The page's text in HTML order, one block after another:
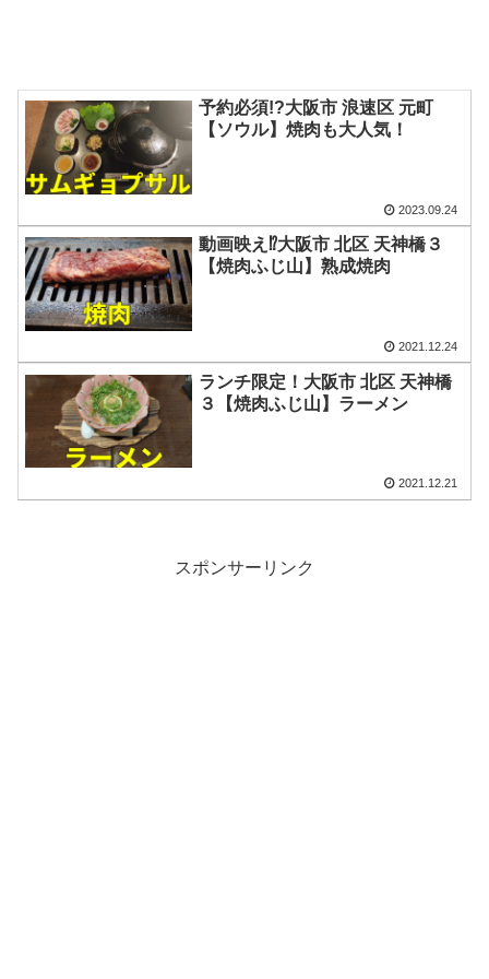
予約必須!?大阪市 浪速区 元町
【ソウル】焼肉も大人気！
2023.09.24
動画映え⁉大阪市 北区 天神橋３
【焼肉ふじ山】熟成焼肉
2021.12.24
ランチ限定！大阪市 北区 天神橋
３【焼肉ふじ山】ラーメン
2021.12.21
スポンサーリンク